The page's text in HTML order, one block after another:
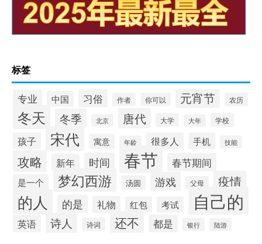
标签
专业 中国 习俗 作者 你可以 元宵节 农历
冬天 冬季 北京 唐代 大学 大年 学校
孩子 宋代 寓意 年龄 很多人 手机 技能
攻略 新年 时间 春节 春节期间
是一个 梦幻西游 汤圆 游戏 父母 疫情
的人 的是 礼物 红包 考试 自己的
英语 诗人 诗词 还不 都是 银行 陆游